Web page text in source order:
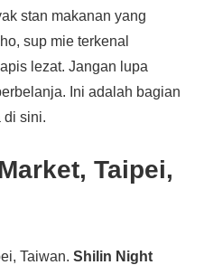
stan makanan yang
sup mie terkenal
lezat. Jangan lupa
Ini adalah bagian
di sini.
Taipei,
Taiwan. Shilin Night